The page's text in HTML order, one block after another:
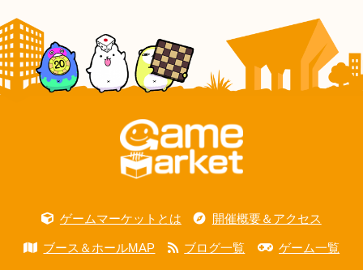
ゲームマーケットとは 開催概要＆アクセス
ブース＆ホールMAP ブログ一覧 ゲーム一覧